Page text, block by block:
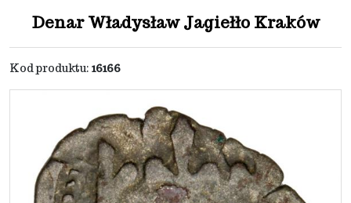
Denar Władysław Jagiełło Kraków
Kod produktu: 16166